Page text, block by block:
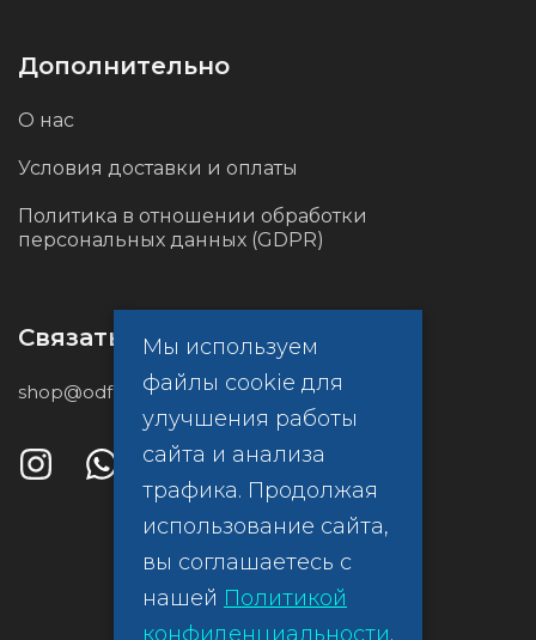
Дополнительно
О нас
Условия доставки и оплаты
Политика в отношении обработки
персональных данных (GDPR)
Связаться с нами
shop@odf.global
Мы используем
файлы cookie для
улучшения работы
сайта и анализа
трафика. Продолжая
использование сайта,
вы соглашаетесь с
нашей Политикой
конфиденциальности.